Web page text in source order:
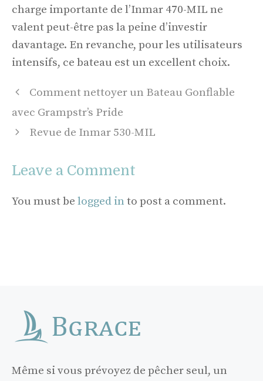
charge importante de l’Inmar 470-MIL ne
valent peut-être pas la peine d’investir
davantage. En revanche, pour les utilisateurs
intensifs, ce bateau est un excellent choix.
Post
navigation
Comment nettoyer un Bateau Gonflable
avec Grampstr’s Pride
Revue de Inmar 530-MIL
Leave a Comment
You must be logged in to post a comment.
Même si vous prévoyez de pêcher seul, un